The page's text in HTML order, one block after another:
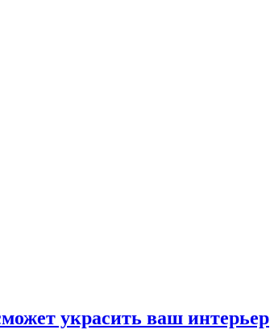
украсить ваш интерьер